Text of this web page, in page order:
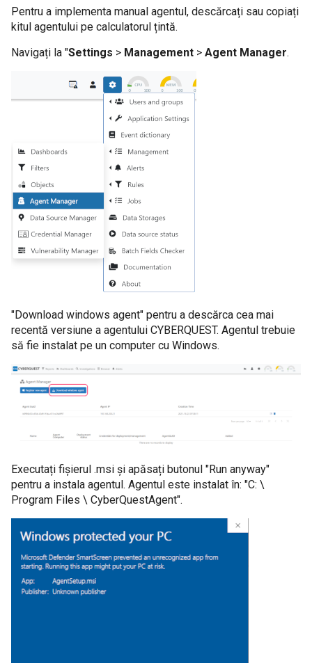
Pentru a implementa manual agentul, descărcați sau copiați
kitul agentului pe calculatorul țintă.
Navigați la "Settings > Management > Agent Manager.
"Download windows agent" pentru a descărca cea mai
recentă versiune a agentului CYBERQUEST. Agentul trebuie
să fie instalat pe un computer cu Windows.
Executați fișierul .msi și apăsați butonul "Run anyway"
pentru a instala agentul. Agentul este instalat în: "C: \
Program Files \ CyberQuestAgent".